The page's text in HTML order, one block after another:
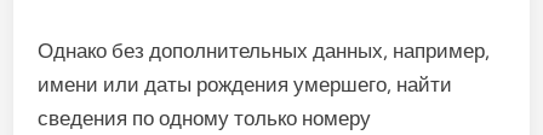
Однако без дополнительных данных, например,
имени или даты рождения умершего, найти
сведения по одному только номеру